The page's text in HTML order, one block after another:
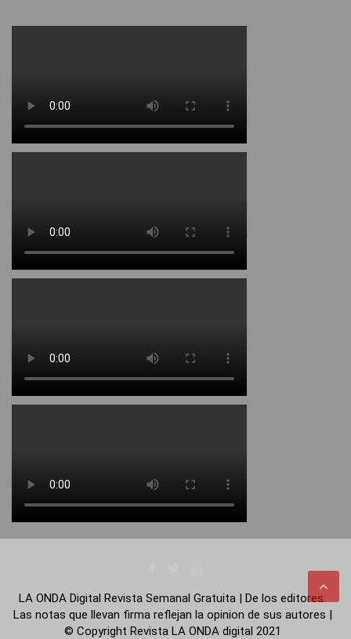
LA ONDA Digital Revista Semanal Gratuita | De los editores:
Las notas que llevan firma reflejan la opinion de sus autores |
© Copyright Revista LA ONDA digital 2021